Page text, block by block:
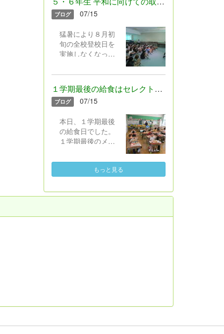
では、工作や理科
の研究に限定する
のではなく、子ど
もたち一人一人が
「やってみたい」
「もっと知りた
うことに挑戦する
機会として、「1人
1挑戦」を設定しま
した。 もちろん、
これまでの「工
作」や「自由研
の興味・関心に合
わせて、取組内容
休みにしかできな
いうようにご理解
実施します。保護
の許す方は是非ご
聞かせＤａｙでし
た。 図書ボラン
りすぐりの本や紙
芝居を工夫を凝ら
して読み聞かせし
子どもたちは、も
うくぎ付け！ そ
して、図書委員会
の児童や学校職員
ィアさんと一緒に
読み聞かせに取り
組んでいます。 ２
Ｄａｙは、９月２
４日（木）からス
キな本やお話と出
ブログ 07/15
猛暑により８月初
旬の全校登校日を
実施しなくなって
ての学習を１学期
中に行うことにし
ています。１学期
中に行うことで、
等で放送される
「戦争」や「平
和」に関する番組
童が思いを持ちな
がら視聴し、平和
められるようにな
１学期最後の給食はセレクト給食！
ブログ 07/15
本日、１学期最後
の給食日でした。
１学期最後のメニ
「あじフライ」と
「豚肉のねぎソー
「フローズンヨー
食・初めてのセレ
もっと見る